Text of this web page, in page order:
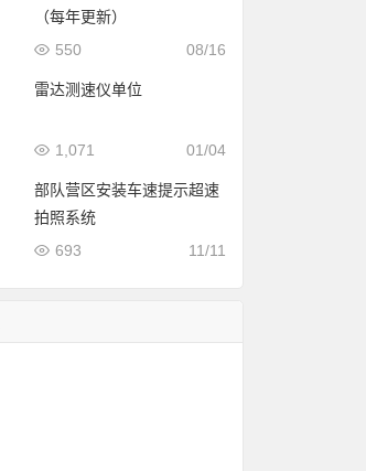
（每年更新）
08/16
550
雷达测速仪单位
01/04
1,071
部队营区安装车速提示超速
拍照系统
11/11
693